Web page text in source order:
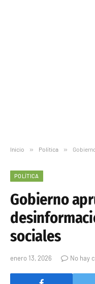
Inicio » Política » Gobierno
POLÍTICA
Gobierno
sociales
enero 13, 2026 No hay